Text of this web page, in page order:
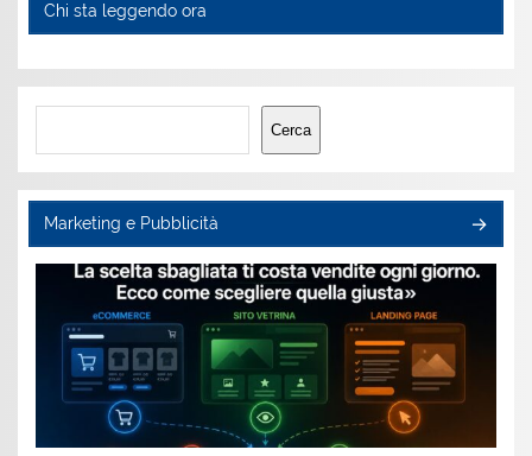
Chi sta leggendo ora
Cerca
Cerca
Marketing e Pubblicità